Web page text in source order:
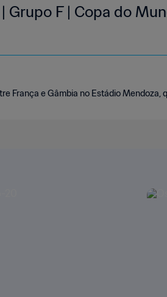
Grupo F | Copa do
França e Gâmbia no Estádio Mendoza,